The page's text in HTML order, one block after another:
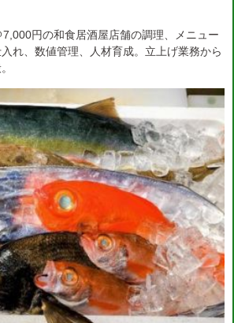
円の和食居酒屋店舗の調理、メニュー
れ、数値管理、人材育成。立上げ業務から